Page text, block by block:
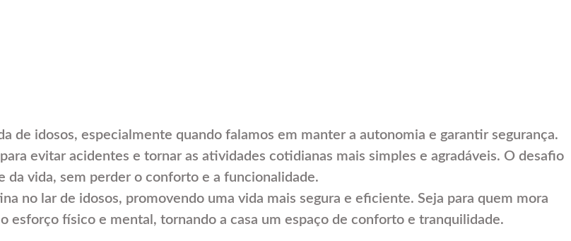
de idosos, especialmente quando falamos em manter a autonomia e garantir segurança.
evitar acidentes e tornar as atividades cotidianas mais simples e agradáveis. O desafio
da vida, sem perder o conforto e a funcionalidade.
no lar de idosos, promovendo uma vida mais segura e eficiente. Seja para quem mora
esforço físico e mental, tornando a casa um espaço de conforto e tranquilidade.